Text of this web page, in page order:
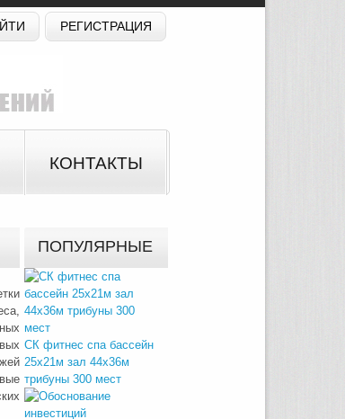
РЕГИСТРАЦИЯ
КОНТАКТЫ
ПОПУЛЯРНЫЕ
СК фитнес спа бассейн
25х21м зал 44х36м
трибуны 300 мест